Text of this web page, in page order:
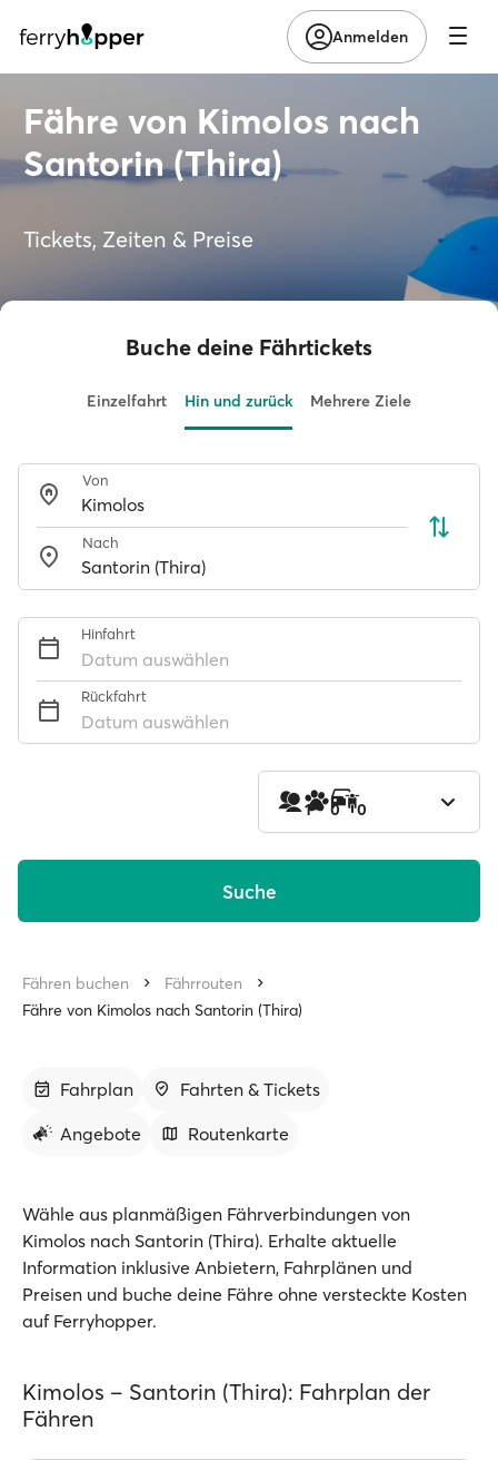
Anmelden
Fähre von Kimolos nach
Santorin (Thira)
Tickets, Zeiten & Preise
Buche deine Fährtickets
Einzelfahrt Hin und zurück Mehrere Ziele
Von
Nach
Hinfahrt
Datum auswählen
Rückfahrt
Datum auswählen
1 0 0
Suche
Fähren buchen
Fährrouten
Fähre von Kimolos nach Santorin (Thira)
Fahrplan
Fahrten & Tickets
Angebote
Routenkarte
Wähle aus planmäßigen Fährverbindungen von
Kimolos nach Santorin (Thira). Erhalte aktuelle
Information inklusive Anbietern, Fahrplänen und
Preisen und buche deine Fähre ohne versteckte Kosten
auf Ferryhopper.
Kimolos – Santorin (Thira): Fahrplan der
Fähren